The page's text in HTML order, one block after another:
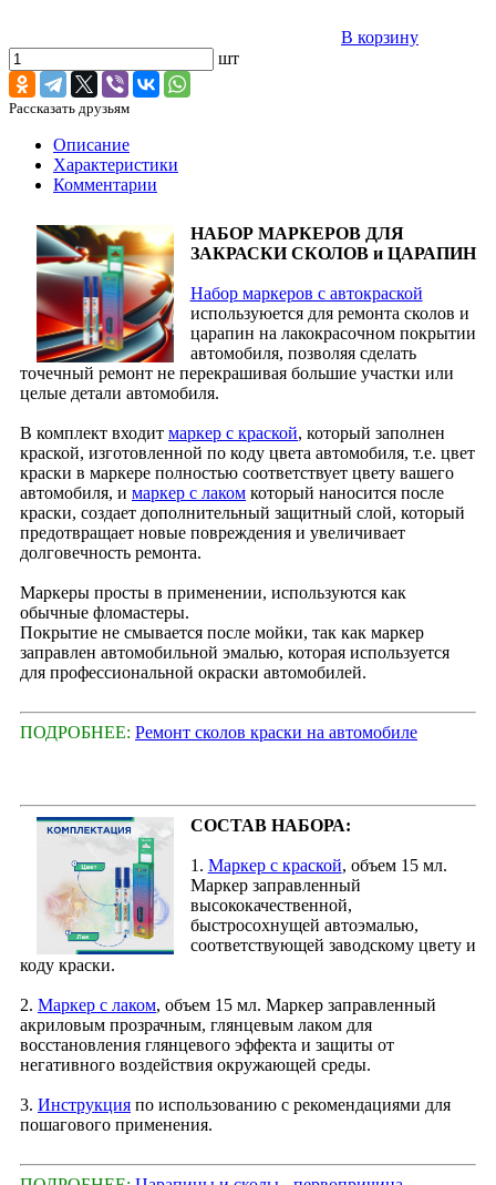
В корзину
шт
Рассказать друзьям
Описание
Характеристики
Комментарии
НАБОР МАРКЕРОВ ДЛЯ
ЗАКРАСКИ СКОЛОВ и ЦАРАПИН
Набор маркеров с автокраской
используюется для ремонта сколов и
царапин на лакокрасочном покрытии
автомобиля, позволяя сделать
точечный ремонт не перекрашивая большие участки или
целые детали автомобиля.
В комплект входит маркер с краской, который заполнен
краской, изготовленной по коду цвета автомобиля, т.е. цвет
краски в маркере полностью соответствует цвету вашего
автомобиля, и маркер с лаком который наносится после
краски, создает дополнительный защитный слой, который
предотвращает новые повреждения и увеличивает
долговечность ремонта.
Маркеры просты в применении, используются как
обычные фломастеры.
Покрытие не смывается после мойки, так как маркер
заправлен автомобильной эмалью, которая используется
для профессиональной окраски автомобилей.
ПОДРОБНЕЕ: Ремонт сколов краски на автомобиле
СОСТАВ НАБОРА:
1. Маркер с краской, объем 15 мл.
Маркер заправленный
высококачественной,
быстросохнущей автоэмалью,
соответствующей заводскому цвету и
коду краски.
2. Маркер с лаком, объем 15 мл. Маркер заправленный
акриловым прозрачным, глянцевым лаком для
восстановления глянцевого эффекта и защиты от
негативного воздействия окружающей среды.
3. Инструкция по использованию с рекомендациями для
пошагового применения.